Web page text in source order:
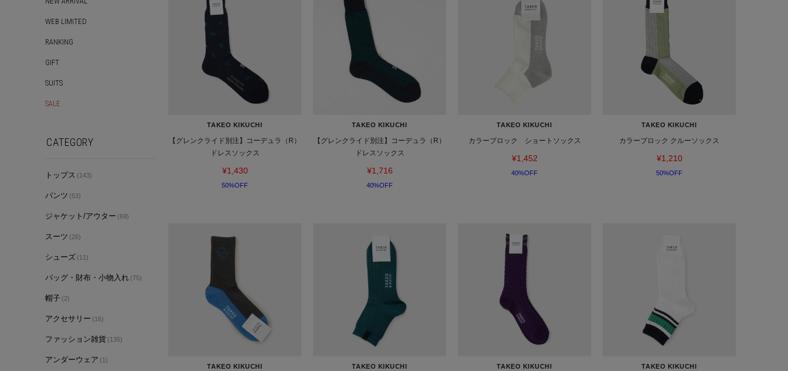
WEB LIMITED
RANKING
GIFT
SUITS
SALE
CATEGORY
トップス (143)
パンツ (53)
ジャケット/アウター (69)
スーツ (26)
シューズ (11)
バッグ・財布・小物入れ (75)
帽子 (2)
アクセサリー (16)
ファッション雑貨 (135)
アンダーウェア (1)
TAKEO KIKUCHI
【グレンクライド別注】コーデュラ（R）
ドレスソックス
¥1,430
50%OFF
TAKEO KIKUCHI
【グレンクライド別注】コーデュラ（R）
ドレスソックス
¥1,716
40%OFF
TAKEO KIKUCHI
カラーブロック ショートソックス
¥1,452
40%OFF
TAKEO KIKUCHI
カラーブロック クルーソックス
¥1,210
50%OFF
TAKEO KIKUCHI TAKEO KIKUCHI TAKEO KIKUCHI TAKEO KIKUCHI